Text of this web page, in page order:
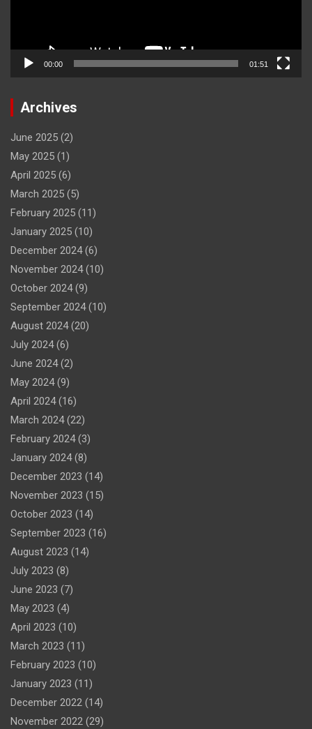
00:00 01:51
Archives
June 2025 (2)
May 2025 (1)
April 2025 (6)
March 2025 (5)
February 2025 (11)
January 2025 (10)
December 2024(6)
November 2024(10)
October 2024(9)
September 2024(10)
August 2024(20)
July 2024(6)
June 2024(2)
May 2024(9)
April 2024(16)
March 2024(22)
February 2024(3)
January 2024(8)
December 2023 (14)
November 2023 (15)
October 2023 (14)
September 2023 (16)
August 2023 (14)
July 2023 (8)
June 2023 (7)
May 2023 (4)
April 2023 (10)
March 2023 (11)
February 2023 (10)
January 2023 (11)
December 2022 (14)
November 2022 (29)